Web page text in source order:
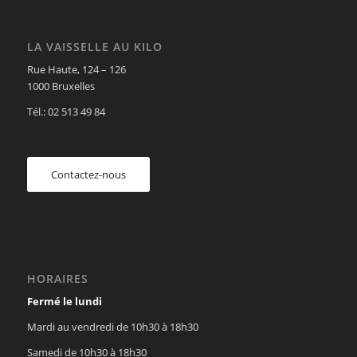
LA VAISSELLE AU KILO
Rue Haute, 124 – 126
1000 Bruxelles
Tél.: 02 513 49 84
Contactez-nous
HORAIRES
Fermé le lundi
Mardi au vendredi de 10h30 à 18h30
Samedi de 10h30 à 18h30